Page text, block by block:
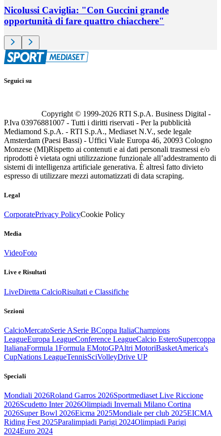
Nicolussi Caviglia: "Con Guccini grande
opportunità di fare quattro chiacchere"
Seguici su
Copyright © 1999-2026 RTI S.p.A. Business Digital -
P.Iva 03976881007 - Tutti i diritti riservati - Per la pubblicità
Mediamond S.p.A. - RTI S.p.A., Mediaset N.V., sede legale
Amsterdam (Paesi Bassi) - Uffici Viale Europa 46, 20093 Cologno
Monzese (MI)Rispetto ai contenuti e ai dati personali trasmessi e/o
riprodotti è vietata ogni utilizzazione funzionale all’addestramento di
sistemi di intelligenza artificiale generativa. È altresì fatto divieto
espresso di utilizzare mezzi automatizzati di data scraping.
Legal
CorporatePrivacy PolicyCookie Policy
Media
VideoFoto
Live e Risultati
LiveDiretta CalcioRisultati e Classifiche
Sezioni
CalcioMercatoSerie ASerie BCoppa ItaliaChampions
LeagueEuropa LeagueConference LeagueCalcio EsteroSupercoppa
ItalianaFormula 1Formula EMotoGPAltri MotoriBasketAmerica's
CupNations LeagueTennisSciVolleyDrive UP
Speciali
Mondiali 2026Roland Garros 2026Sportmediaset Live Riccione
2026Scudetto Inter 2026Olimpiadi Invernali Milano Cortina
2026Super Bowl 2026Eicma 2025Mondiale per club 2025EICMA
Riding Fest 2025Paralimpiadi Parigi 2024Olimpiadi Parigi
2024Euro 2024